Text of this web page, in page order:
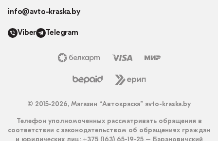
info@avto-kraska.by
Viber Telegram
© 2015-2026, Магазин “Автокраска” avto-kraska.by
Телефон уполномоченных рассматривать обращения в
соответствии с законодательством об обращениях граждан